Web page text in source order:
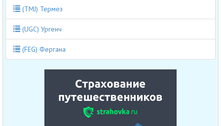
(TMJ) Термез
(UGC) Ургенч
(FEG) Фергана